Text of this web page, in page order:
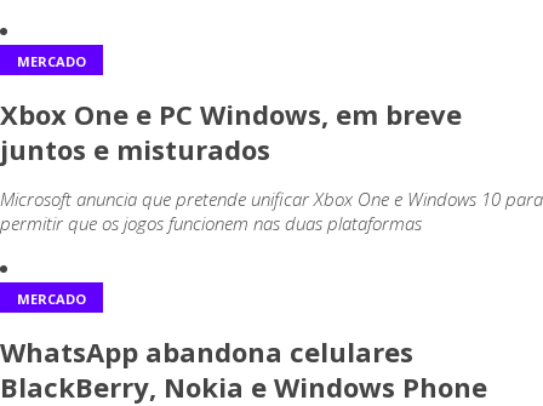
MERCADO
Xbox One e PC Windows, em breve
juntos e misturados
Microsoft anuncia que pretende unificar Xbox One e Windows 10 para
permitir que os jogos funcionem nas duas plataformas
MERCADO
WhatsApp abandona celulares
BlackBerry, Nokia e Windows Phone